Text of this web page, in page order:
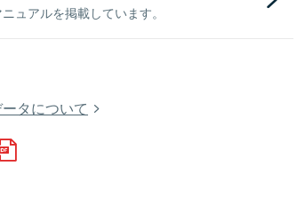
ュアルを掲載しています。
タについて